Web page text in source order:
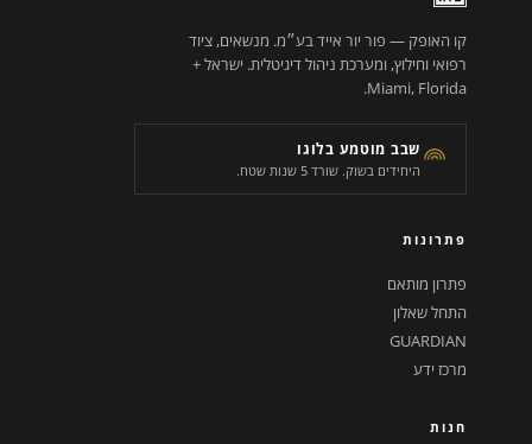
קו האופק — פור יור אייד בע״מ. מנשאים, ציוד
רפואי וחילוץ, ומערכת ניהול דיגיטלית. ישראל +
Miami, Florida.
שבב מוטמע בלוגו
היחידים בשוק. שורד 5 שנות שטח.
פתרונות
פתרון מותאם
התחל שאלון
GUARDIAN
מרכז ידע
חנות